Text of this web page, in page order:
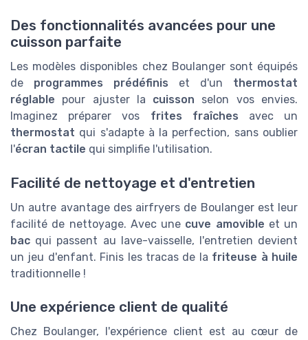
Des fonctionnalités avancées pour une
cuisson parfaite
Les modèles disponibles chez Boulanger sont équipés
de programmes prédéfinis et d'un thermostat
réglable pour ajuster la cuisson selon vos envies.
Imaginez préparer vos frites fraîches avec un
thermostat qui s'adapte à la perfection, sans oublier
l'écran tactile qui simplifie l'utilisation.
Facilité de nettoyage et d'entretien
Un autre avantage des airfryers de Boulanger est leur
facilité de nettoyage. Avec une cuve amovible et un
bac qui passent au lave-vaisselle, l'entretien devient
un jeu d'enfant. Finis les tracas de la friteuse à huile
traditionnelle !
Une expérience client de qualité
Chez Boulanger, l'expérience client est au cœur de